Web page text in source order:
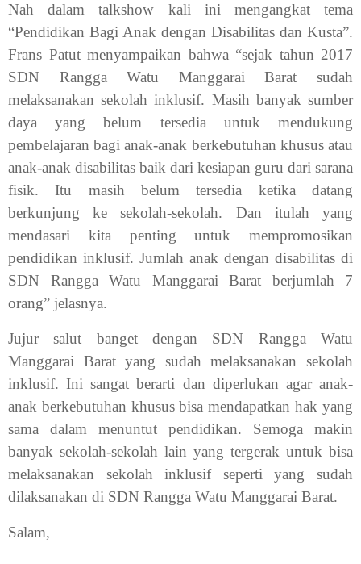
Nah dalam talkshow kali ini mengangkat tema
“Pendidikan Bagi Anak dengan Disabilitas dan Kusta”.
Frans Patut menyampaikan bahwa “sejak tahun 2017
SDN Rangga Watu Manggarai Barat sudah
melaksanakan sekolah inklusif. Masih banyak sumber
daya yang belum tersedia untuk mendukung
pembelajaran bagi anak-anak berkebutuhan khusus atau
anak-anak disabilitas baik dari kesiapan guru dari sarana
fisik. Itu masih belum tersedia ketika datang
berkunjung ke sekolah-sekolah. Dan itulah yang
mendasari kita penting untuk mempromosikan
pendidikan inklusif. Jumlah anak dengan disabilitas di
SDN Rangga Watu Manggarai Barat berjumlah 7
orang” jelasnya.
Jujur salut banget dengan SDN Rangga Watu
Manggarai Barat yang sudah melaksanakan sekolah
inklusif. Ini sangat berarti dan diperlukan agar anak-
anak berkebutuhan khusus bisa mendapatkan hak yang
sama dalam menuntut pendidikan. Semoga makin
banyak sekolah-sekolah lain yang tergerak untuk bisa
melaksanakan sekolah inklusif seperti yang sudah
dilaksanakan di SDN Rangga Watu Manggarai Barat.
Salam,